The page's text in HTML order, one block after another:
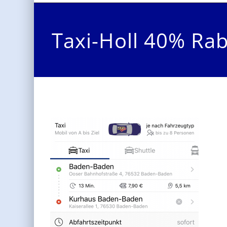
Taxi-Holl 40%